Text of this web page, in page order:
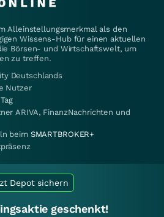
Alleinstellungsmerkmal als den
Wissens-Hub für einen aktuellen
Börsen- und Wirtschaftswelt, um
zu treffen.
Deutschlands
Nutzer
ARIVA, FinanzNachrichten und
beim SMARTBROKER+
Depot sichern
geschenkt!